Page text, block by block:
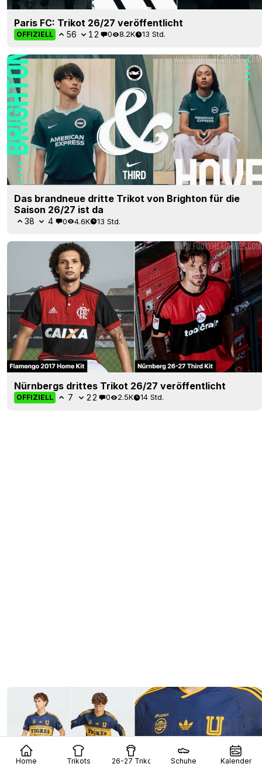
Home Trikots 26-27 Trikots Schuhe Kalender
Paris FC: Trikot 26/27 veröffentlicht
OFFIZIELL 56 12 0 8.2K 13 Std.
Das brandneue dritte Trikot von Brighton für die
Saison 26/27 ist da
38 4 0 4.6K 13 Std.
Nürnbergs drittes Trikot 26/27 veröffentlicht
OFFIZIELL 7 22 0 2.5K 14 Std.